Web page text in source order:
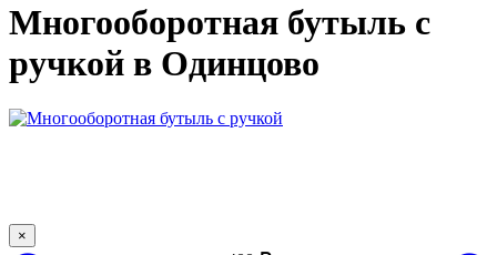
Многооборотная бутыль с
ручкой в Одинцово
×